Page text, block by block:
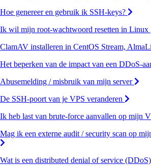
Hoe genereer en gebruik ik SSH-keys?
Ik wil mijn root-wachtwoord resetten in Linux
ClamAV installeren in CentOS Stream,
Het beperken van de impact van een DDoS-
Abusemelding / misbruik van mijn server
De SSH-poort van je VPS veranderen
Ik heb last van brute-force aanvallen op mijn
Mag ik een externe audit / security scan op
Wat is een distributed denial of service